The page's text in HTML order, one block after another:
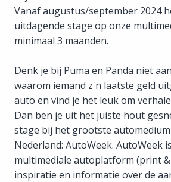
Vanaf augustus/september 2024
uitdagende stage op onze
minimaal 3 maanden.
Denk je bij Puma en Panda niet
waarom iemand z'n laatste geld
auto en vind je het leuk om
Dan ben je uit het juiste hout
stage bij het grootste
Nederland: AutoWeek. AutoWeek
multimediale autoplatform (print
inspiratie en informatie over de